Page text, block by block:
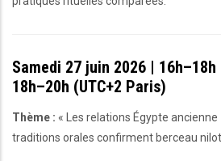
Samedi 27 juin 2026 | 16h–18h
18h–20h (UTC+2 Paris)
Thème : « Les relations Égypte
traditions orales confirment berceau